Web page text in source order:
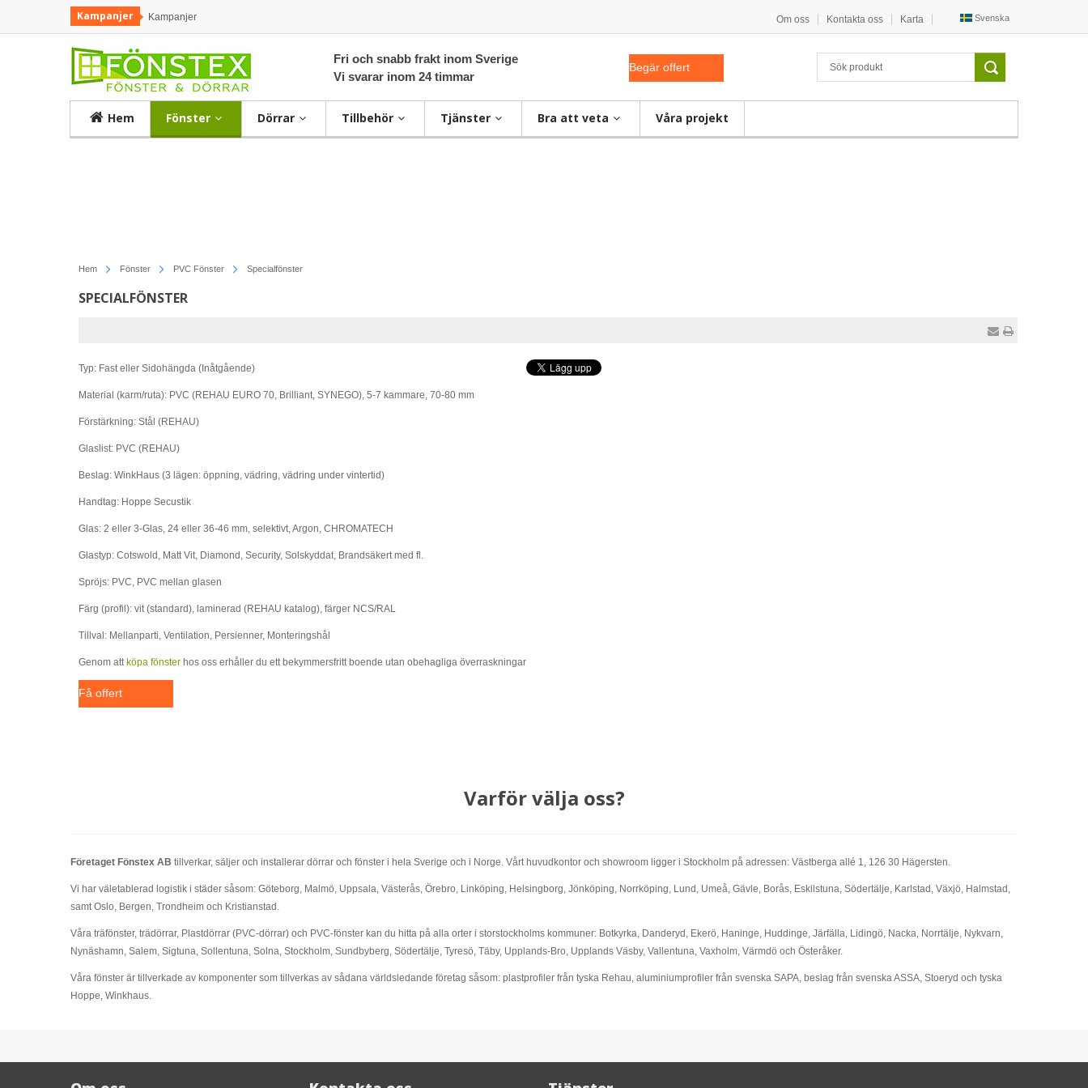
Kampanjer Kampanjer Om oss Kontakta oss Karta Svenska
Fri och snabb frakt inom Sverige
Vi svarar inom 24 timmar
Begär offert
Hem Fönster Dörrar Tillbehör Tjänster Bra att veta Våra projekt
Hem Fönster PVC Fönster Specialfönster
SPECIALFÖNSTER
Typ: Fast eller Sidohängda (Inåtgående)
Material (karm/ruta): PVC (REHAU EURO 70, Brilliant, SYNEGO), 5-7 kammare, 70-80 mm
Förstärkning: Stål (REHAU)
Glaslist: PVC (REHAU)
Beslag: WinkHaus (3 lägen: öppning, vädring, vädring under vintertid)
Handtag: Hoppe Secustik
Glas: 2 eller 3-Glas, 24 eller 36-46 mm, selektivt, Argon, CHROMATECH
Glastyp: Cotswold, Matt Vit, Diamond, Security, Solskyddat, Brandsäkert med fl.
Spröjs: PVC, PVC mellan glasen
Färg (profil): vit (standard), laminerad (REHAU katalog), färger NCS/RAL
Tillval: Mellanparti, Ventilation, Persienner, Monteringshål
Genom att köpa fönster hos oss erhåller du ett bekymmersfritt boende utan obehagliga överraskningar
Få offert
Varför välja oss?
Företaget Fönstex AB tillverkar, säljer och installerar dörrar och fönster i hela Sverige och i Norge. Vårt huvudkontor och showroom ligger i Stockholm på adressen: Västberga allé 1, 126 30 Hägersten.
Vi har väletablerad logistik i städer såsom: Göteborg, Malmö, Uppsala, Västerås, Örebro, Linköping, Helsingborg, Jönköping, Norrköping, Lund, Umeå, Gävle, Borås, Eskilstuna, Södertälje, Karlstad, Växjö, Halmstad,
samt Oslo, Bergen, Trondheim och Kristianstad.
Våra träfönster, trädörrar, Plastdörrar (PVC-dörrar) och PVC-fönster kan du hitta på alla orter i storstockholms kommuner: Botkyrka, Danderyd, Ekerö, Haninge, Huddinge, Järfälla, Lidingö, Nacka, Norrtälje, Nykvarn,
Nynäshamn, Salem, Sigtuna, Sollentuna, Solna, Stockholm, Sundbyberg, Södertälje, Tyresö, Täby, Upplands-Bro, Upplands Väsby, Vallentuna, Vaxholm, Värmdö och Österåker.
Våra fönster är tillverkade av komponenter som tillverkas av sådana världsledande företag såsom: plastprofiler från tyska Rehau, aluminiumprofiler från svenska SAPA, beslag från svenska ASSA, Stoeryd och tyska
Hoppe, Winkhaus.